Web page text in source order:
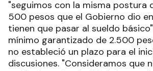
"seguimos con la misma postura
500 pesos que el Gobierno dio
tienen que pasar al sueldo
mínimo garantizado de 2.500
no estableció un plazo para el
discusiones. "Consideramos que